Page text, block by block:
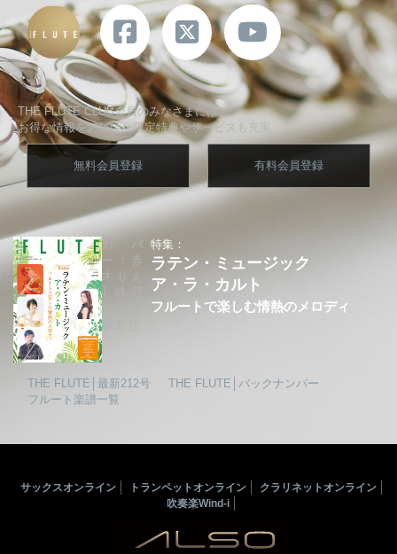
THE FLUTE CLUB会員のみなさまには、
お得な情報をお届け、限定特典やサービスも充実
無料会員登録 有料会員登録
特集：
ラテン・ミュージック
ア・ラ・カルト
フルートで楽しむ情熱のメロディ
カバ
ー：赤
木りえ
THE FLUTE│最新212号
THE FLUTE│バックナンバー
フルート楽譜一覧
サックスオンライン トランペットオンライン
クラリネットオンライン
吹奏楽Wind-i